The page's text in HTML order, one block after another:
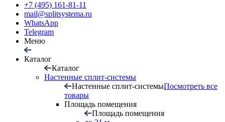
+7 (495) 161-81-11
mail@splitsystema.ru
WhatsApp
Telegram
Меню
Каталог
Каталог
Настенные сплит-системы
Настенные сплит-системыПосмотреть все
товары
Площадь помещения
Площадь помещения